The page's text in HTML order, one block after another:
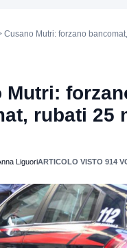
Cusano Mutri: forzano
Mutri:
rubati 25
LiguoriARTICOLO VISTO 914